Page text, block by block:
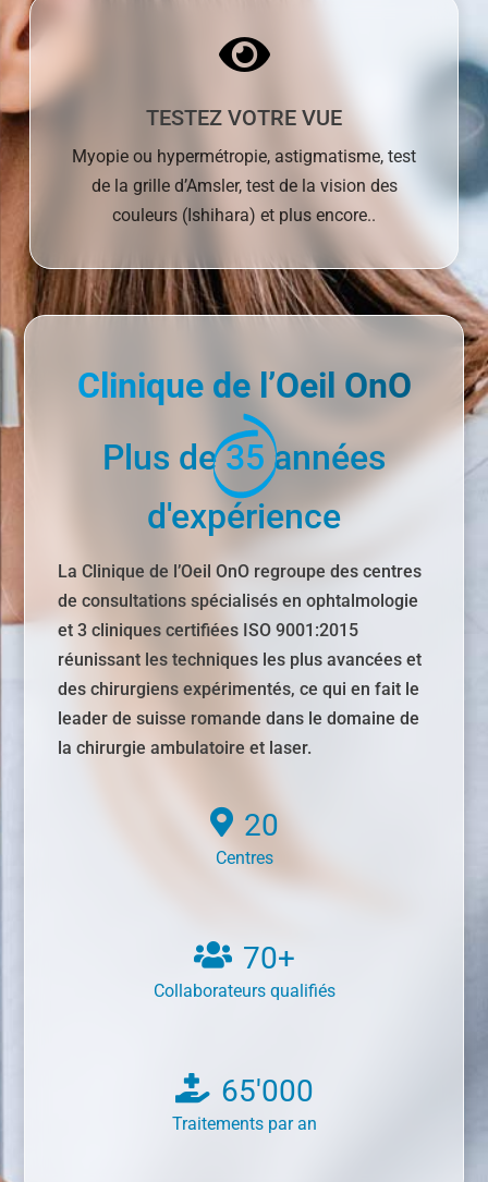
TESTEZ VOTRE VUE
Myopie ou hypermétropie, astigmatisme, test
de la grille d’Amsler, test de la vision des
couleurs (Ishihara) et plus encore..
Clinique de l’Oeil OnO
Plus de35 années
d'expérience
La Clinique de l’Oeil OnO regroupe des centres
de consultations spécialisés en ophtalmologie
et 3 cliniques certifiées ISO 9001:2015
réunissant les techniques les plus avancées et
des chirurgiens expérimentés, ce qui en fait le
leader de suisse romande dans le domaine de
la chirurgie ambulatoire et laser.
20
Centres
70+
Collaborateurs qualifiés
65'000
Traitements par an